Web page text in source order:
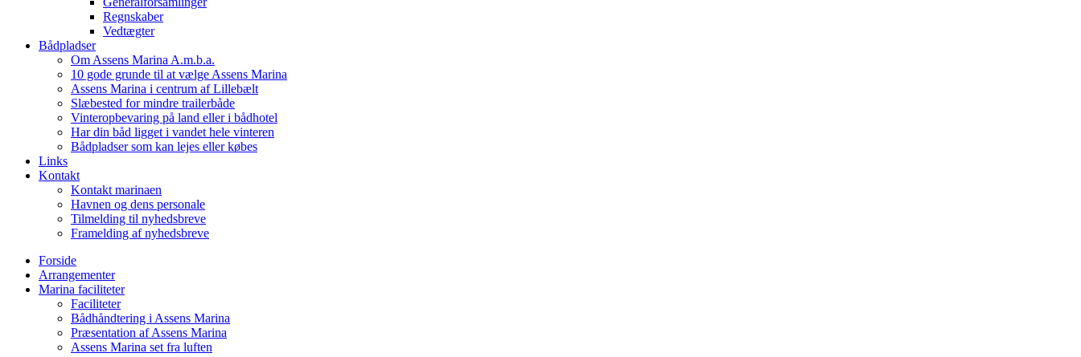
Regnskaber
Vedtægter
Bådpladser
Om Assens Marina A.m.b.a.
10 gode grunde til at vælge Assens Marina
Assens Marina i centrum af Lillebælt
Slæbested for mindre trailerbåde
Vinteropbevaring på land eller i bådhotel
Har din båd ligget i vandet hele vinteren
Bådpladser som kan lejes eller købes
Links
Kontakt
Kontakt marinaen
Havnen og dens personale
Tilmelding til nyhedsbreve
Framelding af nyhedsbreve
Forside
Arrangementer
Marina faciliteter
Faciliteter
Bådhåndtering i Assens Marina
Præsentation af Assens Marina
Assens Marina set fra luften